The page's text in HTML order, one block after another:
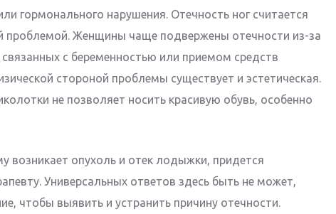
гормонального нарушения. Отечность ног считается
проблемой. Женщины чаще подвержены отечности из-за
с беременностью или приемом средств
стороной проблемы существует и эстетическая.
не позволяет носить красивую обувь, особенно
возникает опухоль и отек лодыжки, придется
Универсальных ответов здесь быть не может,
чтобы выявить и устранить причину отечности.